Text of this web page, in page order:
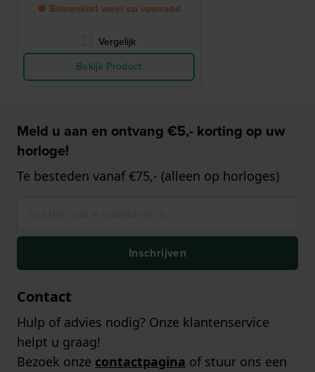
● Binnenkort weer op voorraad
Vergelijk
Bekijk Product
Meld u aan en ontvang €5,- korting op uw
horloge!
Te besteden vanaf €75,- (alleen op horloges)
Inschrijven
Contact
Hulp of advies nodig? Onze klantenservice
helpt u graag!
Bezoek onze contactpagina of stuur ons een